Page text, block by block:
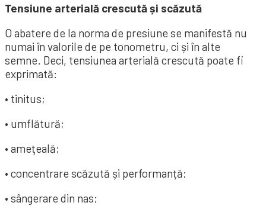
Tensiune arterială crescută și scăzută
O abatere de la norma de presiune se manifestă nu
numai în valorile de pe tonometru, ci și în alte
semne. Deci, tensiunea arterială crescută poate fi
exprimată:
• tinitus;
• umflătură;
• ameţeală;
• concentrare scăzută și performanță;
• sângerare din nas;